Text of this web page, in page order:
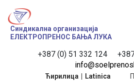
Синдикална организација
ЕЛЕКТРОПРЕНОС БАЊА ЛУКА
Ћирилица Latinica
+387 (0) 51 332 124